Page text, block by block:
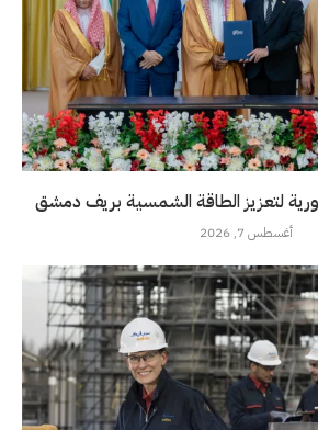
لتعزيز الطاقة الشمسية بريف دمشق
أغسطس 7, 2026